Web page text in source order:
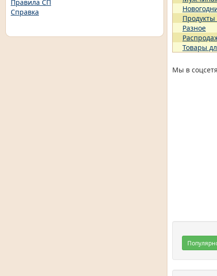
Правила СП
Справка
Разное
Товары
Мы в